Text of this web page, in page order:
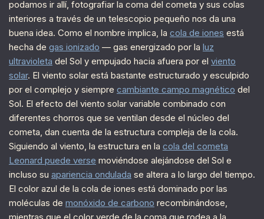
podamos ir allí, fotografiar la coma del cometa y sus colas
interiores a través de un telescopio pequeño nos da una
buena idea. Como el nombre implica, la cola de iones está
hecha de gas ionizado — gas energizado por la luz
ultravioleta del Sol y empujado hacia afuera por el viento
solar. El viento solar está bastante estructurado y esculpido
por el complejo y siempre cambiante campo magnético del
Sol. El efecto del viento solar variable combinado con
diferentes chorros que se ventilan desde el núcleo del
cometa, dan cuenta de la estructura compleja de la cola.
Siguiendo al viento, la estructura en la cola del cometa
Leonard puede verse moviéndose alejándose del Sol e
incluso su apariencia ondulada se altera a lo largo del tiempo.
El color azul de la cola de iones está dominado por las
moléculas de monóxido de carbono recombinándose,